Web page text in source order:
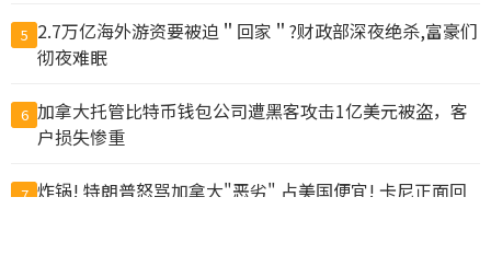
5 2.7万亿海外游资要被迫＂回家＂?财政部深夜绝杀,富豪们
彻夜难眠
6 加拿大托管比特币钱包公司遭黑客攻击1亿美元被盗，客
户损失惨重
7 炸锅! 特朗普怒骂加拿大"恶劣" 占美国便宜! 卡尼正面回